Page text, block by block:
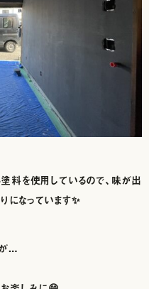
料を使用しているので、味が出
になっています✨
…